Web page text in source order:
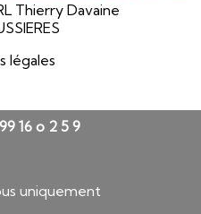
Thierry Davaine
légales
16 o 2 5 9
uniquement